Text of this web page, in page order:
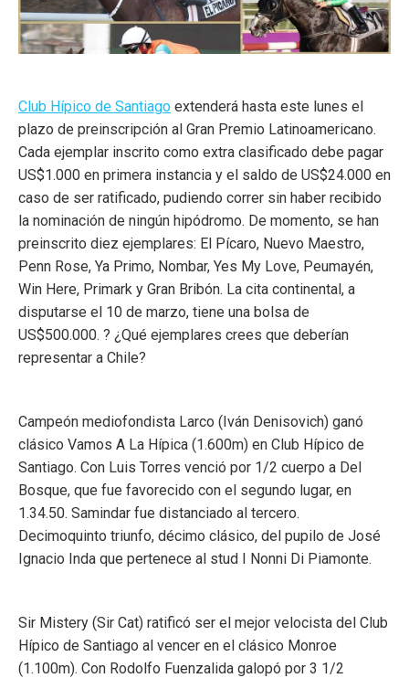
Club Hípico de Santiago extenderá hasta este lunes el
plazo de preinscripción al Gran Premio Latinoamericano.
Cada ejemplar inscrito como extra clasificado debe pagar
US$1.000 en primera instancia y el saldo de US$24.000 en
caso de ser ratificado, pudiendo correr sin haber recibido
la nominación de ningún hipódromo. De momento, se han
preinscrito diez ejemplares: El Pícaro, Nuevo Maestro,
Penn Rose, Ya Primo, Nombar, Yes My Love, Peumayén,
Win Here, Primark y Gran Bribón. La cita continental, a
disputarse el 10 de marzo, tiene una bolsa de
US$500.000. ? ¿Qué ejemplares crees que deberían
representar a Chile?
Campeón mediofondista Larco (Iván Denisovich) ganó
clásico Vamos A La Hípica (1.600m) en Club Hípico de
Santiago. Con Luis Torres venció por 1/2 cuerpo a Del
Bosque, que fue favorecido con el segundo lugar, en
1.34.50. Samindar fue distanciado al tercero.
Decimoquinto triunfo, décimo clásico, del pupilo de José
Ignacio Inda que pertenece al stud I Nonni Di Piamonte.
Sir Mistery (Sir Cat) ratificó ser el mejor velocista del Club
Hípico de Santiago al vencer en el clásico Monroe
(1.100m). Con Rodolfo Fuenzalida galopó por 3 1/2